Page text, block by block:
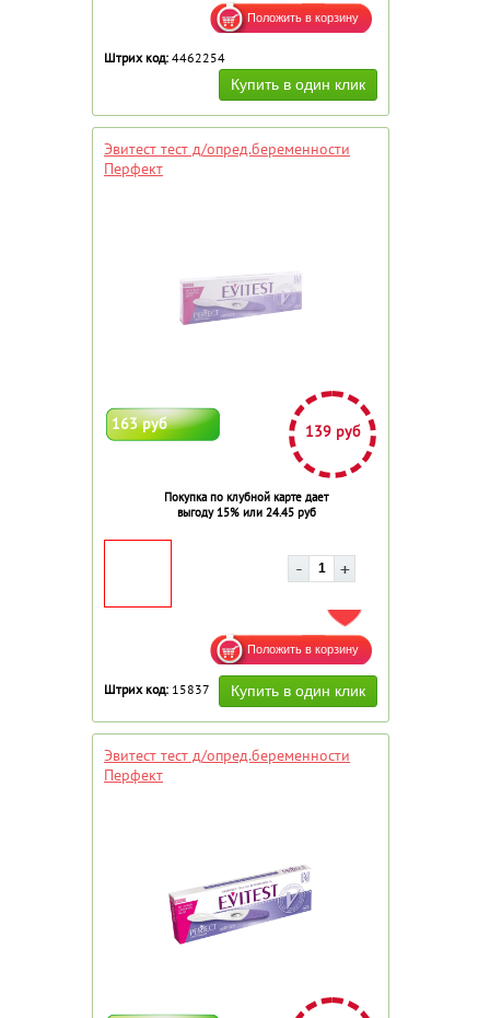
Штрих код: 4462254
Эвитест тест д/опред.беременности
Перфект
163 руб 139 руб
Покупка по клубной карте дает
выгоду 15% или 24.45 руб
ДОБАВИТЬ В ИЗБРАННОЕ
Штрих код: 15837
Эвитест тест д/опред.беременности
Перфект